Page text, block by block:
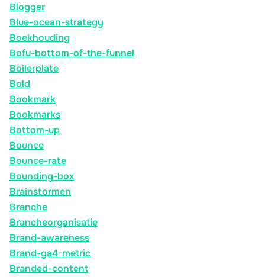
Blogger
Blue-ocean-strategy
Boekhouding
Bofu-bottom-of-the-funnel
Boilerplate
Bold
Bookmark
Bookmarks
Bottom-up
Bounce
Bounce-rate
Bounding-box
Brainstormen
Branche
Brancheorganisatie
Brand-awareness
Brand-ga4-metric
Branded-content